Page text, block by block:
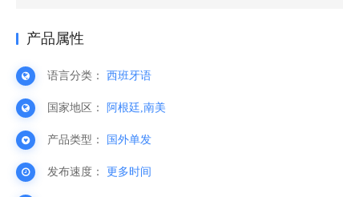
产品属性
语言分类： 西班牙语
国家地区： 阿根廷,南美
产品类型： 国外单发
发布速度： 更多时间